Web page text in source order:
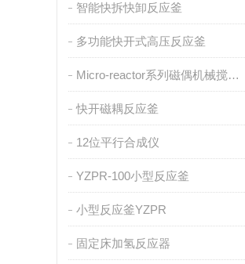
智能快拆快卸反应釜
多功能快开式高压反应釜
Micro-reactor系列磁偶机械搅拌反应釜
快开磁耦反应釜
12位平行合成仪
YZPR-100小型反应釜
小型反应釜YZPR
固定床加氢反应器